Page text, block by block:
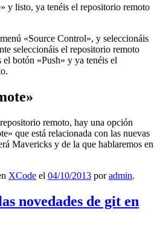
y listo, ya tenéis el repositorio remoto
«Source Control», y seleccionáis
seleccionáis el repositorio remoto
el botón «Push» y ya tenéis el
remoto, hay una opción
que está relacionada con las nuevas
Mavericks y de la que hablaremos en
XCode el 04/10/2013 poradmin.
novedades de git en